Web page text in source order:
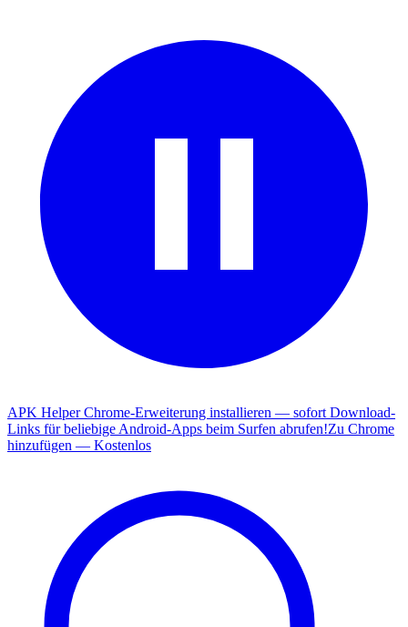
APK Helper Chrome-Erweiterung installieren — sofort Download-
Links für beliebige Android-Apps beim Surfen abrufen!Zu Chrome
hinzufügen — Kostenlos